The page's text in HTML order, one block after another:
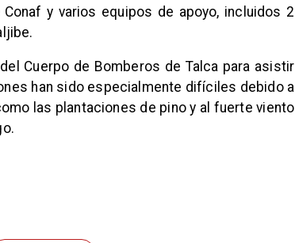
y varios equipos de apoyo, incluidos 2
Cuerpo de Bomberos de Talca para asistir
han sido especialmente difíciles debido a
las plantaciones de pino y al fuerte viento